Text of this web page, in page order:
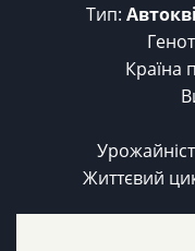
Тип:
Країна
Життєвий